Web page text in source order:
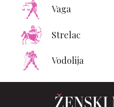
Vaga
Strelac
Vodolija